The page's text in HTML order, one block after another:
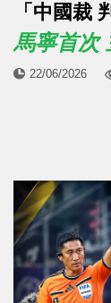
「中國裁
馬寧首次
22/06/2026